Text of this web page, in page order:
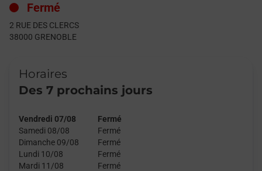
Fermé
2 RUE DES CLERCS
38000 GRENOBLE
Horaires
Des 7 prochains jours
Vendredi 07/08
Fermé
Samedi 08/08
Fermé
Dimanche 09/08
Fermé
Lundi 10/08
Fermé
Mardi 11/08
Fermé